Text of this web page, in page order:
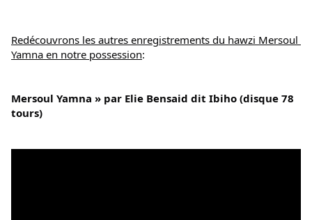
Redécouvrons les autres enregistrements du hawzi Mersoul
Yamna en notre possession:
Mersoul Yamna » par Elie Bensaid dit Ibiho (disque 78
tours)